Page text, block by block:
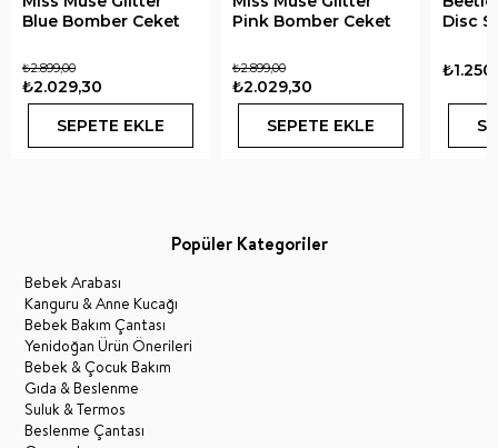
Blue Bomber Ceket
₺2.029,30
₺2.899,00
SEPETE EKLE
Pink Bomber Ceket
₺2.029,30
₺2.899,00
SEPETE EKLE
Disc
Popüler Kategoriler
Bebek Arabası
Kanguru & Anne Kucağı
Bebek Bakım Çantası
Yenidoğan Ürün Önerileri
Bebek & Çocuk Bakım
Gıda & Beslenme
Suluk & Termos
Beslenme Çantası